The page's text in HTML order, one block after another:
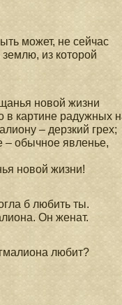
может, не сейчас
из которой
новой жизни
в картине радужных
– дерзкий грех;
– обычное явленье,
новой жизни!
б любить ты.
Он женат.
любит?